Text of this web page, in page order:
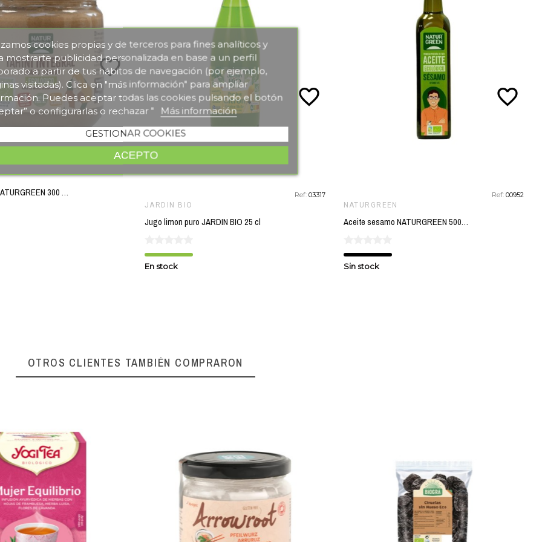
cookies propias y de terceros para fines analíticos y
mostrarte publicidad personalizada en base a un perfil
a partir de tus hábitos de navegación (por ejemplo,
visitadas). Clica en "más información" para ampliar
Puedes aceptar todas las cookies pulsando el botón
o configurarlas o rechazar "
Más información
GESTIONAR COOKIES
ACEPTO
Tahin tostado NATURGREEN 300 gr BIO
favorite_border
Ref: 03317
JARDIN BIO
Jugo limon puro JARDIN BIO 25 cl
En stock
favorite_border
Ref: 00952
NATURGREEN
Aceite sesamo NATURGREEN 500 ml BIO
Sin stock
favorite_border
OTROS CLIENTES TAMBIÉN COMPRARON